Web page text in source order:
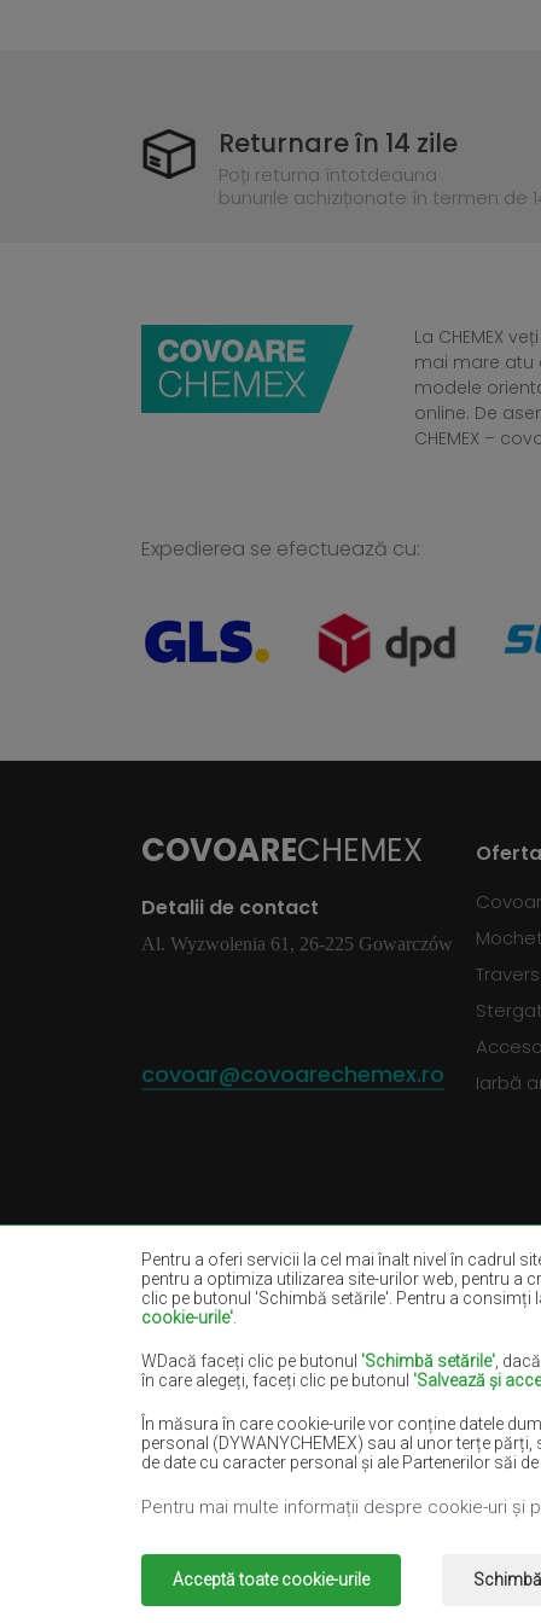
Pentru a oferi servicii la cel mai înalt nivel în cadrul
pentru a optimiza utilizarea site-urilor web, pentru a
clic pe butonul 'Schimbă setările'. Pentru a consimți
cookie-urile'
WDacă faceți clic pe butonul 'Schimbă setările' ,
în care alegeți, faceți clic pe butonul 'Salvează și
În măsura în care cookie-urile vor conține datele
personal (DYWANYCHEMEX) sau al unor terțe
de date cu caracter personal și ale Partenerilor săi de
Pentru mai multe informații despre cookie-uri
Acceptă toate cookie-urile
Returnare în 14 zile
Poți returna întotdeauna
bunurile achiziționate în termen de
La CHEMEX
mai mare atu
modele
online. De
CHEMEX –
Expedierea se efectuează cu:
COVOARECHEMEX
Detalii de contact
Al. Wyzwolenia 61, 26-225 Gowarczów
covoar@covoarechemex.ro
Iarbă
Covoare bej
Covoare negre
Covoare roșii
Covoare somon
Covoare crem
Covoare albastre
Covoare
Covoare verzi
Covoare aurii
Copyright 2022 Covoare Chemex.